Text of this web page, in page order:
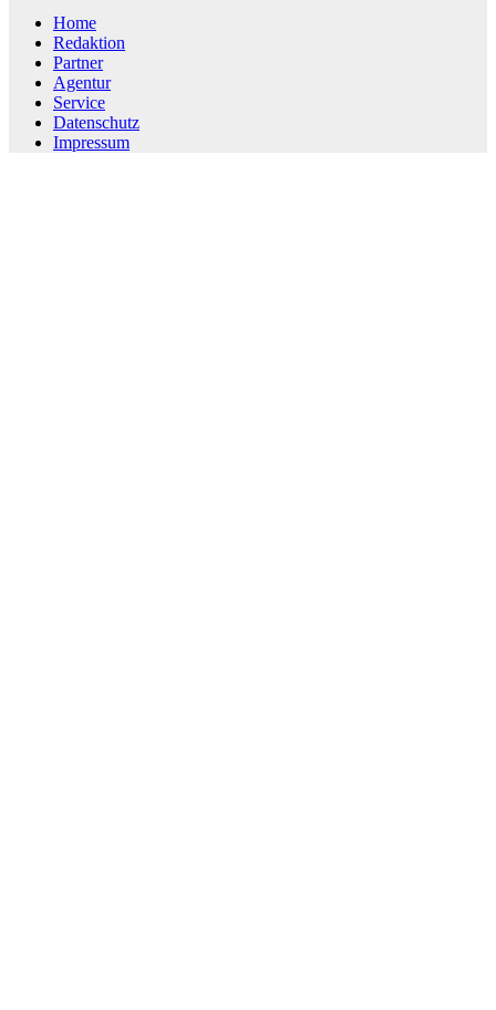
Home
Redaktion
Partner
Agentur
Service
Datenschutz
Impressum